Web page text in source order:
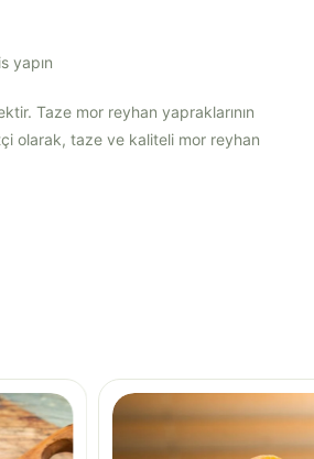
yapın
Taze mor reyhan yapraklarının
olarak, taze ve kaliteli mor reyhan